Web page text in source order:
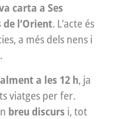
carta a Ses
l’Orient. L’acte és
a més dels nens i
a les 12 h, ja
viatges per fer.
breu discurs i, tot